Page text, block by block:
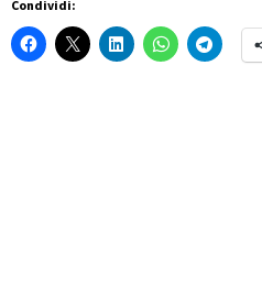
Condividi: